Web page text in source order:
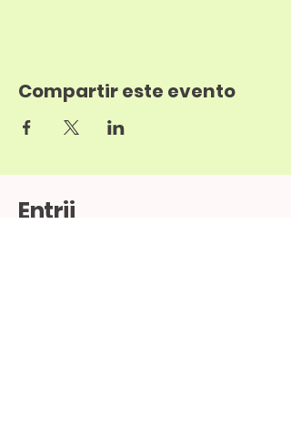
Compartir este evento
Entrii